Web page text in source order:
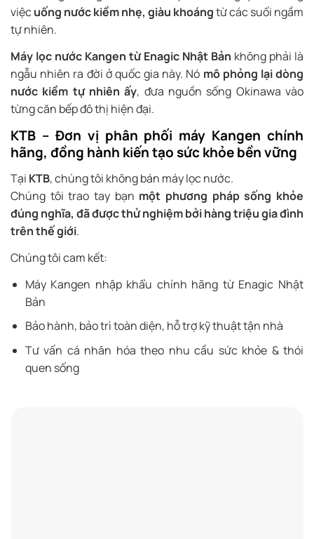
việcuống nước kiềm nhẹ, giàu khoángtừ các suối ngầm
tự nhiên.
Máy lọc nước Kangen từ Enagic Nhật Bản không phải là
ngẫu nhiên ra đời ở quốc gia này. Nó mô phỏng lại dòng
nước kiềm tự nhiên ấy, đưa nguồn sống Okinawa vào
từng căn bếp đô thị hiện đại.
KTB – Đơn vị phân phối máy Kangen chính
hãng, đồng hành kiến tạo sức khỏe bền vững
Tại KTB, chúng tôi không bán máy lọc nước.
Chúng tôi trao tay bạn một phương pháp sống khỏe
đúng nghĩa, đã được thử nghiệm bởi hàng triệu gia đình
trên thế giới.
Chúng tôi cam kết:
Máy Kangen nhập khẩu chính hãng từ Enagic Nhật
Bản
Bảo hành, bảo trì toàn diện, hỗ trợ kỹ thuật tận nhà
Tư vấn cá nhân hóa theo nhu cầu sức khỏe & thói
quen sống